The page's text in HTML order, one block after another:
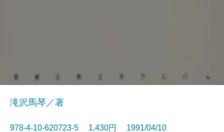
滝沢馬琴／著
978-4-10-620723-5 1,430円 1991/04/10